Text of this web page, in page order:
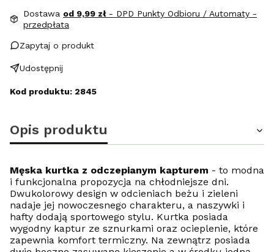
Dostawa od 9,99 zł - DPD Punkty Odbioru / Automaty -
przedpłata
Zapytaj o produkt
Udostępnij
Kod produktu: 2845
Opis produktu
Męska kurtka z odczepianym kapturem - to modna
i funkcjonalna propozycja na chłodniejsze dni.
Dwukolorowy design w odcieniach beżu i zieleni
nadaje jej nowoczesnego charakteru, a naszywki i
hafty dodają sportowego stylu. Kurtka posiada
wygodny kaptur ze sznurkami oraz ocieplenie, które
zapewnia komfort termiczny. Na zewnątrz posiada